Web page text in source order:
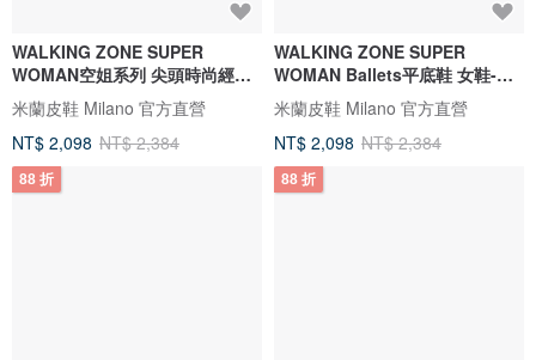
WALKING ZONE SUPER
WOMAN空姐系列 尖頭時尚經典
高跟鞋女鞋-淺黃
米蘭皮鞋 Milano 官方直營
NT$ 2,098 NT$ 2,384
WALKING ZONE SUPER
WOMAN Ballets平底鞋 女鞋-卡
其
米蘭皮鞋 Milano 官方直營
NT$ 2,098 NT$ 2,384
88 折 88 折